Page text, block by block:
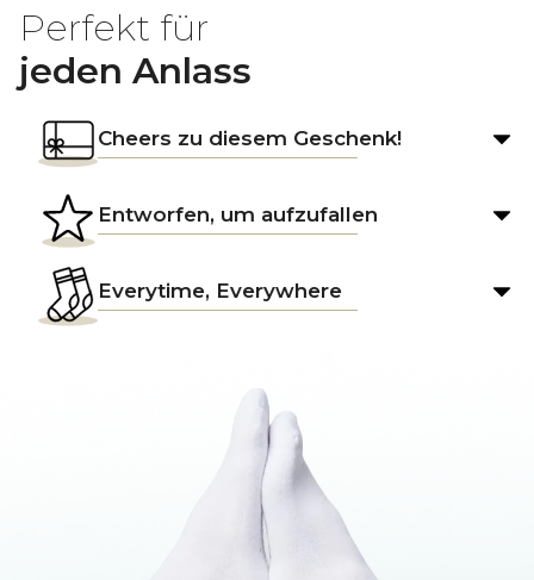
Perfekt für
jeden Anlass
Cheers zu diesem Geschenk!
Entworfen, um aufzufallen
Everytime, Everywhere